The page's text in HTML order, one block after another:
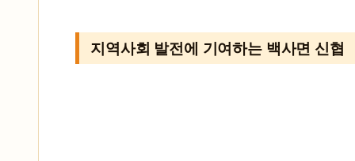
지역사회 발전에 기여하는 백사면 신협